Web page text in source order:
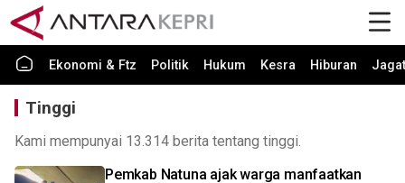
Ekonomi & Ftz Politik Hukum Kesra Hiburan Jagat
Tinggi
Kami mempunyai 13.314 berita tentang tinggi.
Pemkab Natuna ajak warga manfaatkan